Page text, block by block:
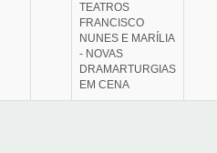
TEATROS
FRANCISCO
NUNES E MARÍLIA
- NOVAS
DRAMARTURGIAS
EM CENA